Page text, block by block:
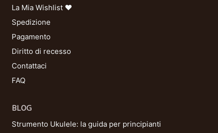
La Mia Wishlist ❤
Spedizione
Pagamento
Diritto di recesso
Contattaci
FAQ
BLOG
Strumento Ukulele: la guida per principianti